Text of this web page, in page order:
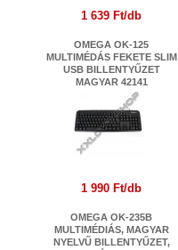
1 639 Ft/db
OMEGA OK-125
MULTIMÉDÁS FEKETE SLIM
USB BILLENTYŰZET
MAGYAR 42141
1 990 Ft/db
OMEGA OK-235B
MULTIMÉDIÁS, MAGYAR
NYELVŰ BILLENTYŰZET,